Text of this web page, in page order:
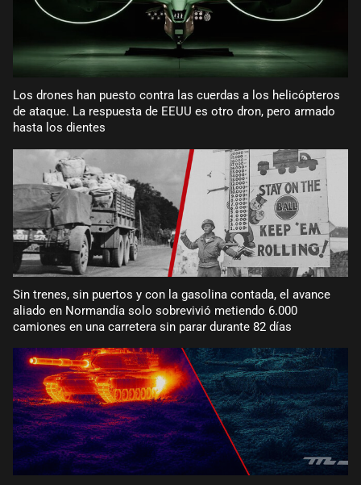
Los drones han puesto contra las cuerdas a los helicópteros
de ataque. La respuesta de EEUU es otro dron, pero armado
hasta los dientes
Sin trenes, sin puertos y con la gasolina contada, el avance
aliado en Normandía solo sobrevivió metiendo 6.000
camiones en una carretera sin parar durante 82 días